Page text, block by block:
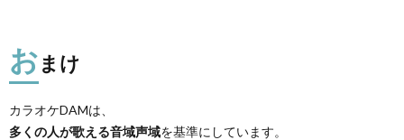
おまけ
カラオケDAMは、
多くの人が歌える音域声域を基準にしています。